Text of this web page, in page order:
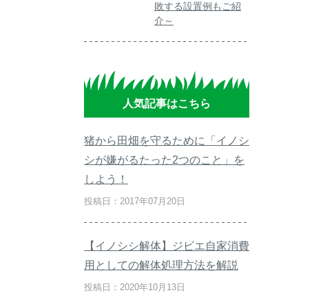
敗する設置例もご紹
介～
人気記事はこちら
猪から田畑を守るために「イノシ
シが嫌がるたった2つのこと」を
しよう！
投稿日：2017年07月20日
【イノシシ解体】ジビエ自家消費
用としての解体処理方法を解説
投稿日：2020年10月13日